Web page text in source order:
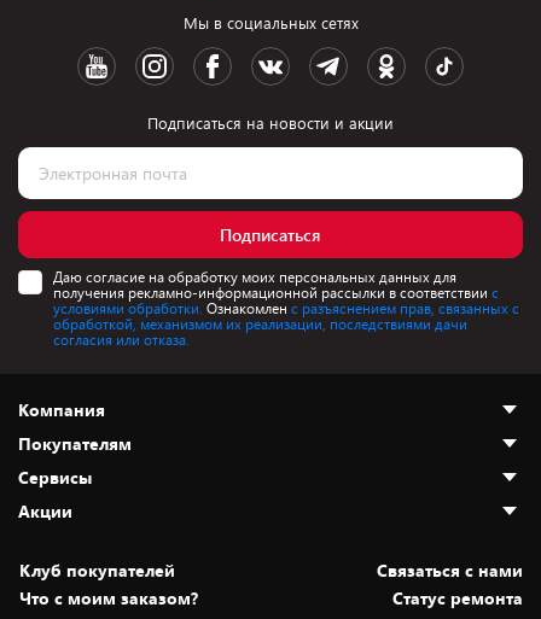
Мы в социальных сетях
Подписаться на новости и акции
Подписаться
Даю согласие на обработку моих персональных данных для
получения рекламно-информационной рассылки в соответствии с
условиями обработки. Ознакомлен с разъяснением прав, связанных с
обработкой, механизмом их реализации, последствиями дачи
согласия или отказа.
Компания
О нас
Адреса магазинов
Новости
Статьи и обзоры
Вакансии
Покупателям
Как сделать заказ
Оплата и доставка
Безналичный расчёт
Обмен и возврат товара
Сервисы
Установка техники
Для игровых консолей
Акции
Скидки и промокоды
Белорусские товары
Клуб покупателей
Cвязаться с нами
Что с моим заказом?
Статус ремонта